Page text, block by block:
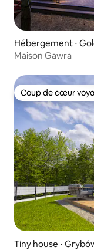
Hébergement ⋅
Maison Gawra
Coup de cœur
Coup de cœur
Tiny house ⋅